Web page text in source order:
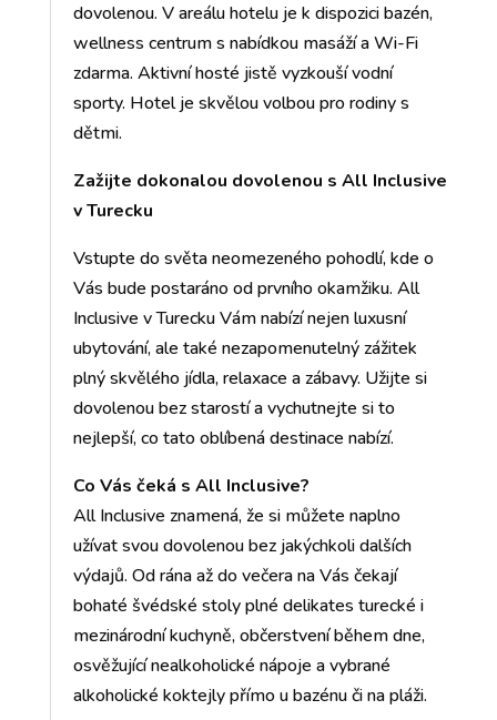
dovolenou. V areálu hotelu je k dispozici bazén,
wellness centrum s nabídkou masáží a Wi-Fi
zdarma. Aktivní hosté jistě vyzkouší vodní
sporty. Hotel je skvělou volbou pro rodiny s
dětmi.
Zažijte dokonalou dovolenou s All Inclusive
v Turecku
Vstupte do světa neomezeného pohodlí, kde o
Vás bude postaráno od prvního okamžiku. All
Inclusive v Turecku Vám nabízí nejen luxusní
ubytování, ale také nezapomenutelný zážitek
plný skvělého jídla, relaxace a zábavy. Užijte si
dovolenou bez starostí a vychutnejte si to
nejlepší, co tato oblíbená destinace nabízí.
Co Vás čeká s All Inclusive?
All Inclusive znamená, že si můžete naplno
užívat svou dovolenou bez jakýchkoli dalších
výdajů. Od rána až do večera na Vás čekají
bohaté švédské stoly plné delikates turecké i
mezinárodní kuchyně, občerstvení během dne,
osvěžující nealkoholické nápoje a vybrané
alkoholické koktejly přímo u bazénu či na pláži.